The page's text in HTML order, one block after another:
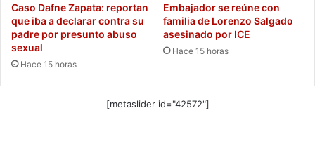
Caso Dafne Zapata: reportan
que iba a declarar contra su
padre por presunto abuso
sexual
Hace 15 horas
Embajador se reúne con
familia de Lorenzo Salgado
asesinado por ICE
Hace 15 horas
[metaslider id="42572"]